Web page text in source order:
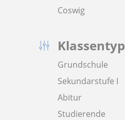
Coswig
Klassentyp
Grundschule
Sekundarstufe I
Abitur
Studierende